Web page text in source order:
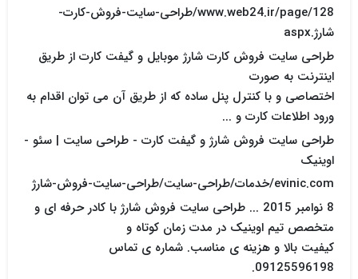
www.web24.ir/page/128/طراحی-سایت-فروش-کارت-
شارژ.aspx
طراحی سایت فروش کارت شارژ موبایل و گیفت کارت از طریق
اینترنت به صورت
اختصاصی و با کنترل پنل ساده که از طریق آن می توان اقدام به
ورود اطلاعات کارت و ...
طراحی سایت فروش شارژ و گیفت کارت - طراحی سایت | سئو -
اوینیک
evinic.com/خدمات/طراحی-سایت/طراحی-سایت-فروش-شارژ
8 نوامبر 2015 ... طراحی سایت فروش شارژ با کادر حرفه ای و
متخصص تیم اوینیک در مدت زمان کوتاه و
کیفیت بالا و هزینه ی مناسب. شماره ی تماس
09125596198.